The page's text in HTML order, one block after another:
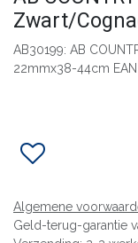
Zwart/
AB30199: AB
22mmx38-44cm
Algemene
Geld-terug-garantie